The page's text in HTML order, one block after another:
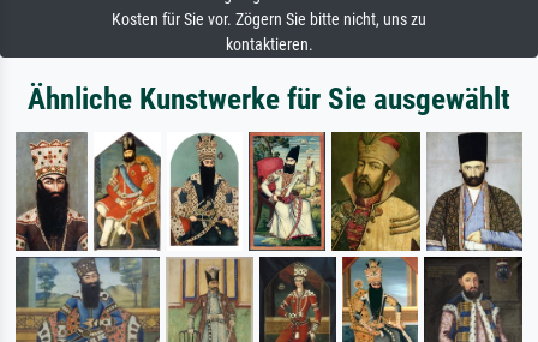
Kosten für Sie vor. Zögern Sie bitte nicht, uns zu
kontaktieren.
Ähnliche Kunstwerke für Sie ausgewählt